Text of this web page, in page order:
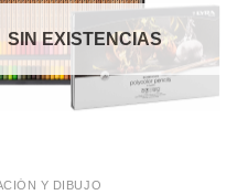
SIN EXISTENCIAS
Y DIBUJO